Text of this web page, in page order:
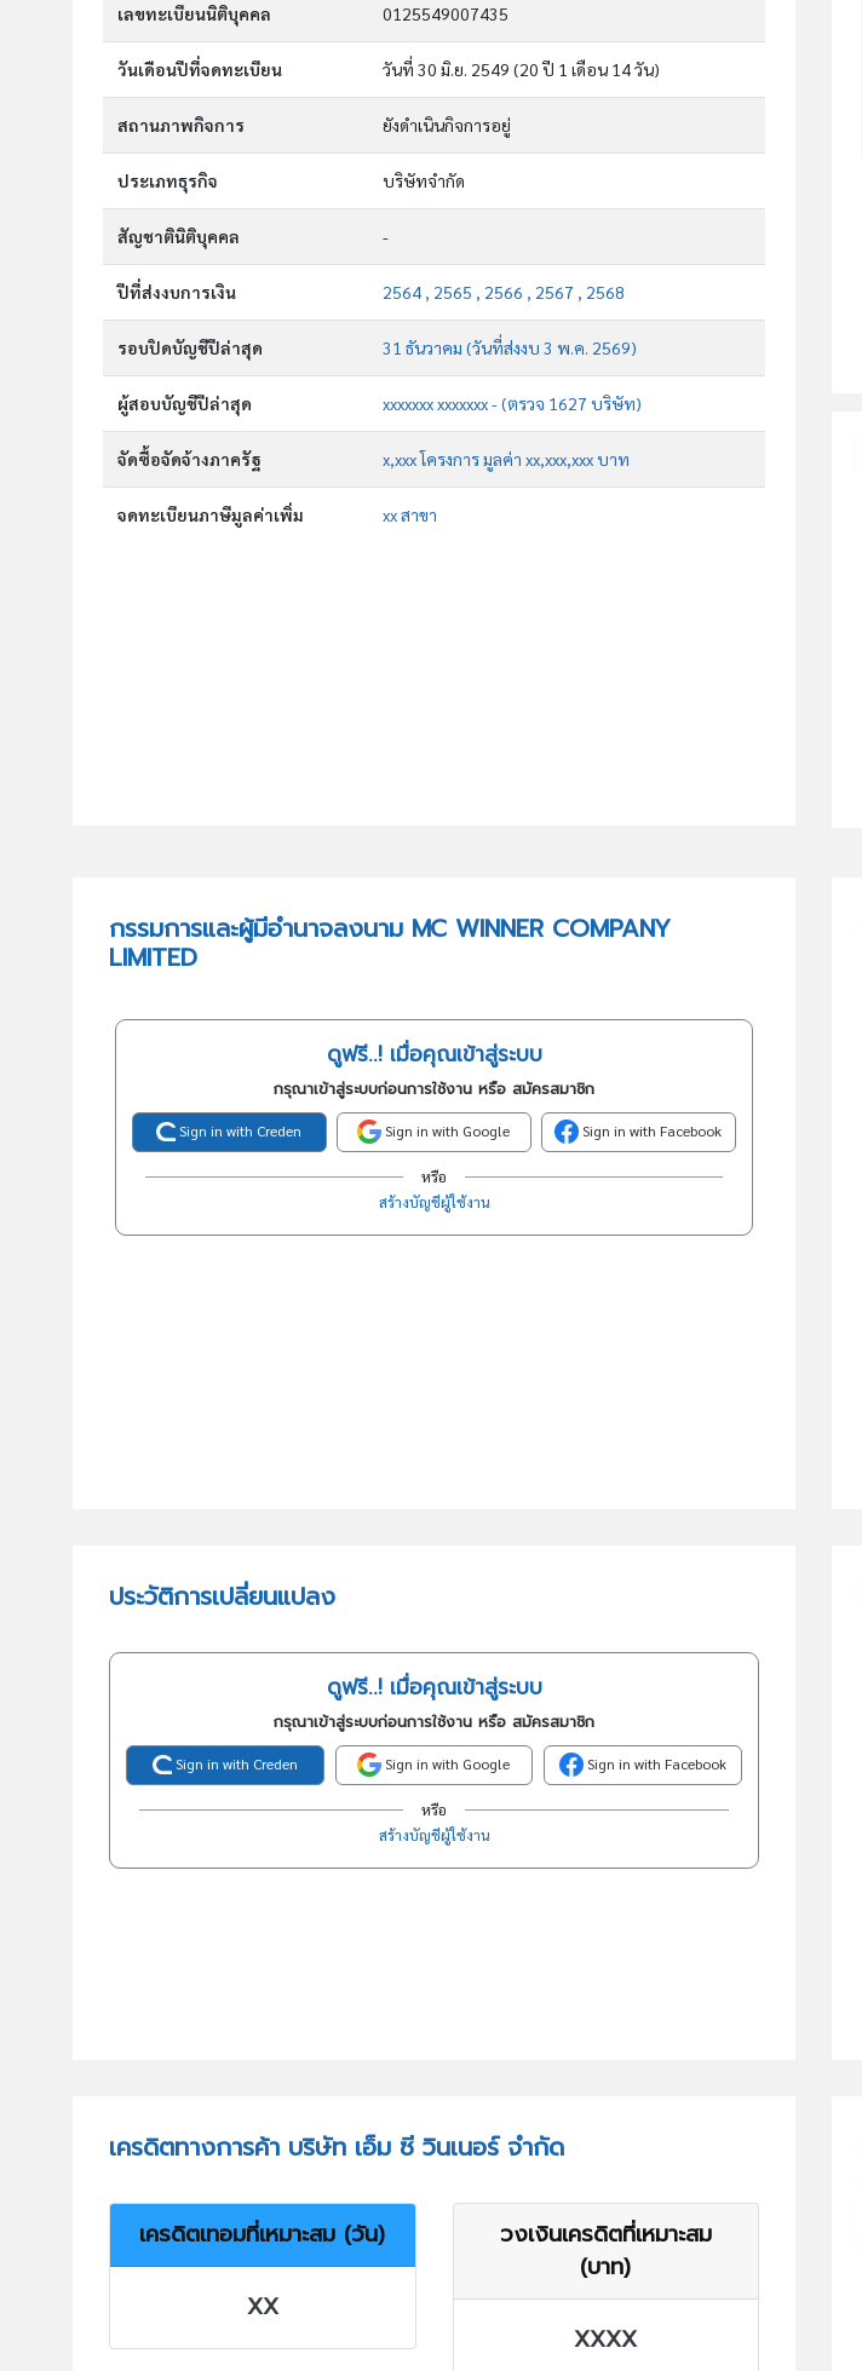
เลขทะเบียนนิติบุคคล 0125549007435
วันเดือนปีที่จดทะเบียน วันที่ 30 มิ.ย. 2549 (20 ปี 1 เดือน 14 วัน)
สถานภาพกิจการ ยังดำเนินกิจการอยู่
ประเภทธุรกิจ บริษัทจำกัด
สัญชาตินิติบุคคล -
ปีที่ส่งงบการเงิน 2564 , 2565 , 2566 , 2567 , 2568
รอบปิดบัญชีปีล่าสุด 31 ธันวาคม (วันที่ส่งงบ 3 พ.ค. 2569)
ผู้สอบบัญชีปีล่าสุด xxxxxxx xxxxxxx - (ตรวจ 1627 บริษัท)
จัดซื้อจัดจ้างภาครัฐ x,xxx โครงการ มูลค่า xx,xxx,xxx บาท
จดทะเบียนภาษีมูลค่าเพิ่ม xx สาขา
กรรมการและผู้มีอำนาจลงนาม MC WINNER COMPANY
LIMITED
ดูฟรี..! เมื่อคุณเข้าสู่ระบบ
กรุณาเข้าสู่ระบบก่อนการใช้งาน หรือ สมัครสมาชิก
Sign in with Creden Sign in with Google Sign in with Facebook
หรือ
สร้างบัญชีผู้ใช้งาน
ประวัติการเปลี่ยนแปลง
ดูฟรี..! เมื่อคุณเข้าสู่ระบบ
กรุณาเข้าสู่ระบบก่อนการใช้งาน หรือ สมัครสมาชิก
Sign in with Creden Sign in with Google Sign in with Facebook
หรือ
สร้างบัญชีผู้ใช้งาน
เครดิตทางการค้า บริษัท เอ็ม ซี วินเนอร์ จำกัด
เครดิตเทอมที่เหมาะสม (วัน)
XX
วงเงินเครดิตที่เหมาะสม
(บาท)
XXXX